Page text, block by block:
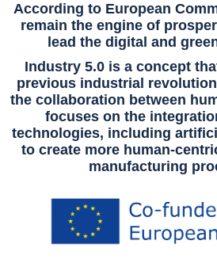
According to European
remain the engine of
lead the digital and
Industry 5.0 is a concept
previous industrial
the collaboration between
focuses on the
technologies, including
to create more human-
manufacturing